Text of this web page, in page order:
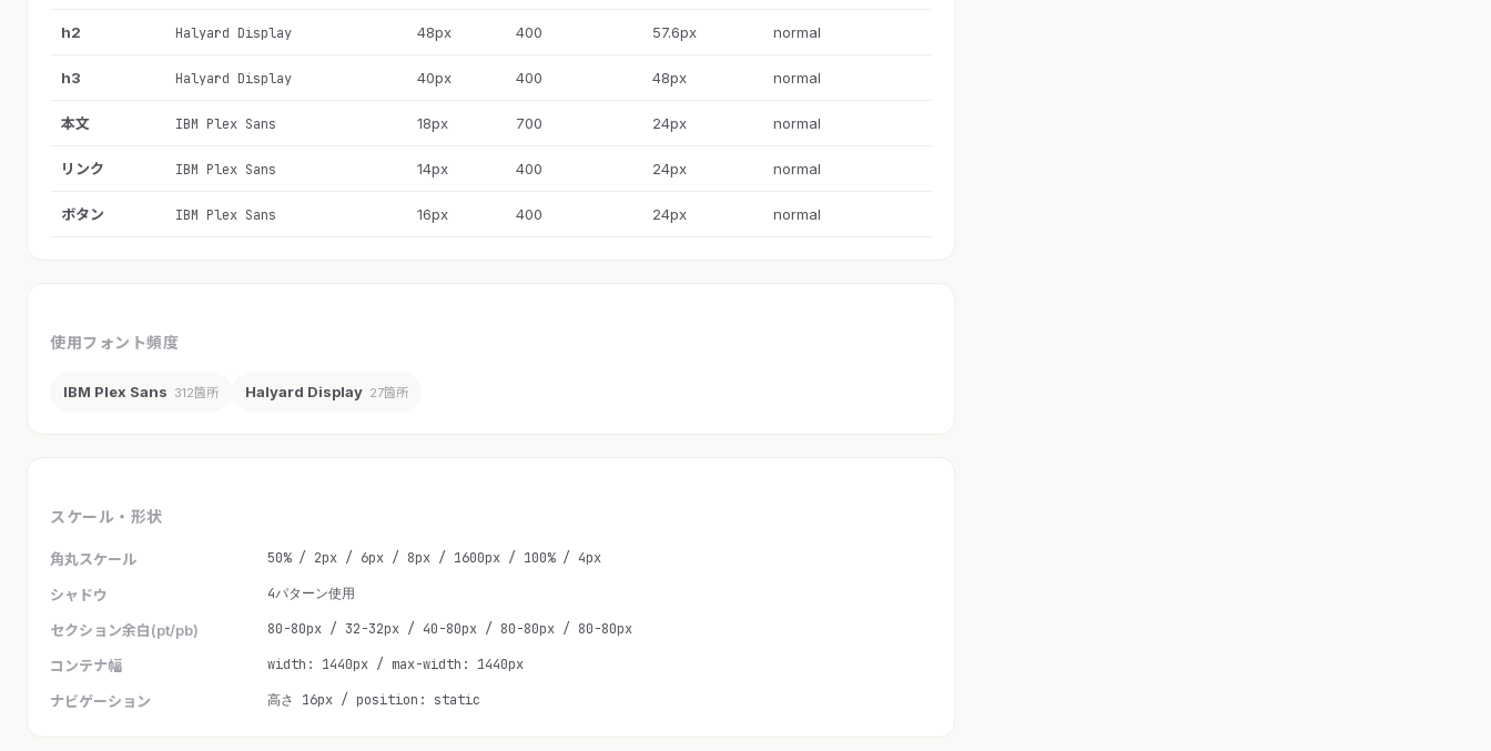
h2 Halyard Display 48px 400 57.6px normal
h3 Halyard Display 40px 400 48px normal
本文 IBM Plex Sans 18px 700 24px normal
リンク IBM Plex Sans 14px 400 24px normal
ボタン IBM Plex Sans 16px 400 24px normal
使用フォント頻度
IBM Plex Sans 312箇所 Halyard Display 27箇所
スケール・形状
角丸スケール 50% / 2px / 6px / 8px / 1600px / 100% / 4px
シャドウ 4パターン使用
セクション余白(pt/pb) 80-80px / 32-32px / 40-80px / 80-80px / 80-80px
コンテナ幅 width: 1440px / max-width: 1440px
ナビゲーション 高さ 16px / position: static